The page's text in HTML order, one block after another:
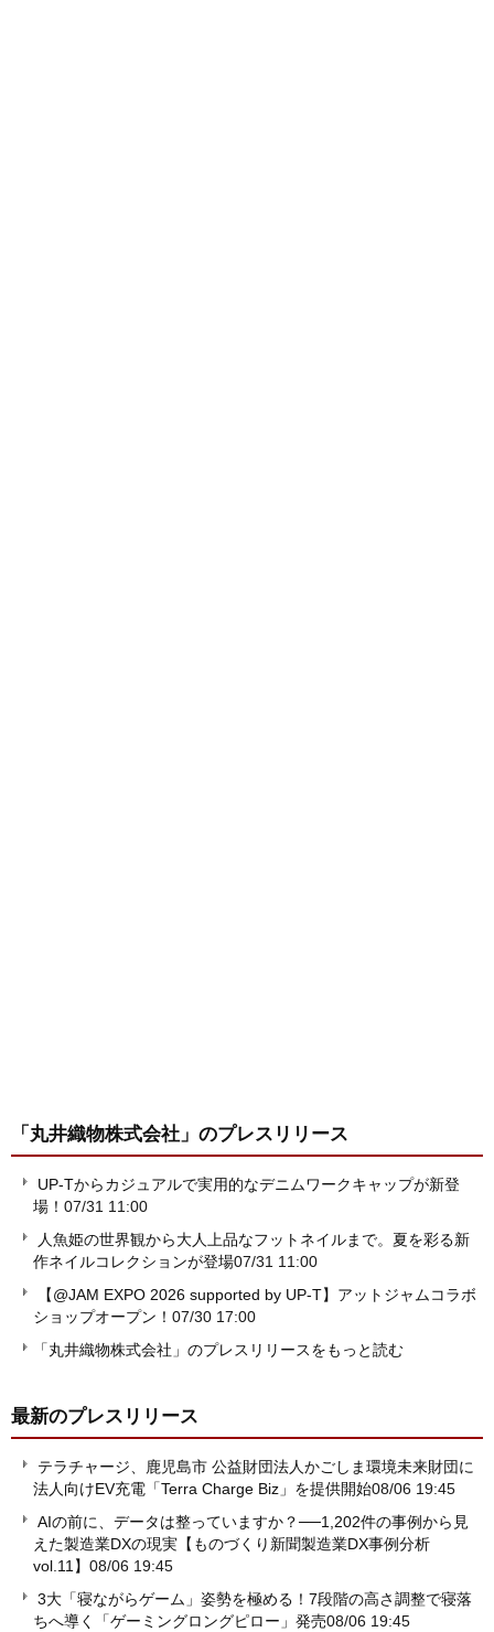
「丸井織物株式会社」 のプレスリリース
UP-Tからカジュアルで実用的なデニムワークキャップが新登
場！ 07/31 11:00
人魚姫の世界観から大人上品なフットネイルまで。夏を彩る新
作ネイルコレクションが登場07/31 11:00
【@JAM EXPO 2026 supported by UP-T】アットジャムコラボ
ショップオープン！ 07/30 17:00
「丸井織物株式会社」のプレスリリースをもっと読む
最新のプレスリリース
テラチャージ、鹿児島市 公益財団法人かごしま環境未来財団に
法人向けEV充電「Terra Charge Biz」を提供開始08/06 19:45
AIの前に、データは整っていますか？──1,202件の事例から見
えた製造業DXの現実【ものづくり新聞製造業DX事例分析
vol.11】 08/06 19:45
3大「寝ながらゲーム」姿勢を極める！7段階の高さ調整で寝落
ちへ導く「ゲーミングロングピロー」発売08/06 19:45